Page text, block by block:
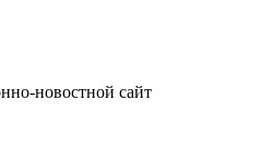
новостной сайт